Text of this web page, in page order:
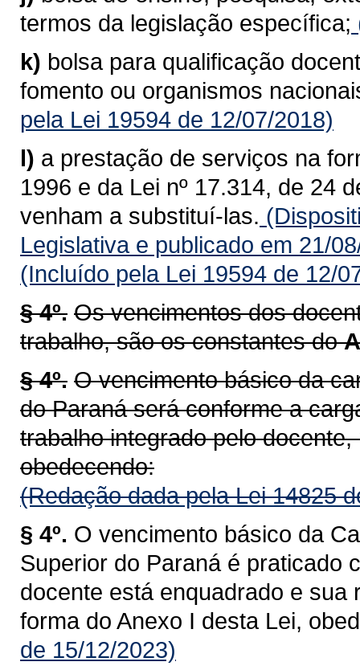
termos da legislação específica;
k) bolsa para qualificação
fomento ou organismos
pela Lei 19594 de 12/07/2018)
l) a prestação de serviços na
1996 e da Lei nº 17.314, de 24
venham a substituí-las.
Legislativa e publicado em 21/
(Incluído pela Lei 19594 de 12/
§ 4º. Os vencimentos dos
trabalho, são os constantes do
§ 4º. O vencimento básico da
do Paraná será conforme a
trabalho integrado pelo
obedecendo:
(Redação dada pela Lei 14825
§ 4º. O vencimento básico da
Superior do Paraná é praticado
docente está enquadrado e
forma do Anexo I desta Lei,
de 15/12/2023)